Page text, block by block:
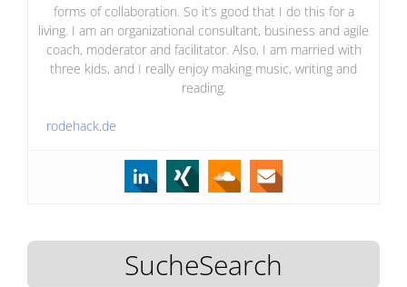
forms of collaboration. So it’s good that I do this for a
living. I am an organizational consultant, business and agile
coach, moderator and facilitator. Also, I am married with
three kids, and I really enjoy making music, writing and
reading.
rodehack.de
SucheSearch